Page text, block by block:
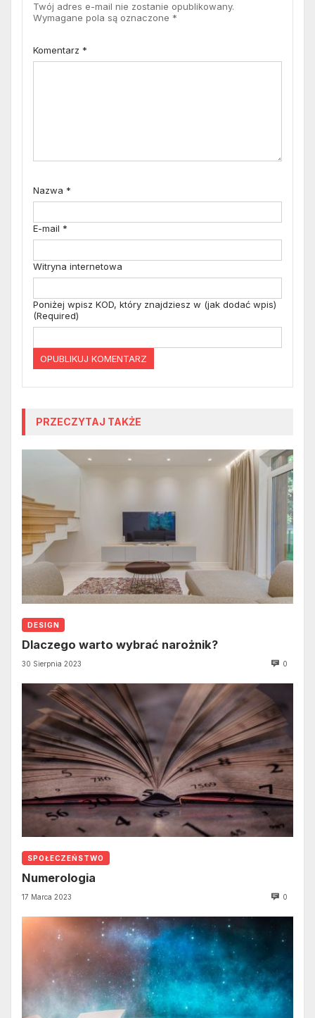
Twój adres e-mail nie zostanie opublikowany.
Wymagane pola są oznaczone *
Komentarz *
Nazwa *
E-mail *
Witryna internetowa
Poniżej wpisz KOD, który znajdziesz w (jak dodać wpis)
(Required)
PRZECZYTAJ TAKŻE
DESIGN
Dlaczego warto wybrać narożnik?
30 Sierpnia 2023 0
SPOŁECZEŃSTWO
Numerologia
17 Marca 2023 0